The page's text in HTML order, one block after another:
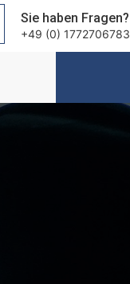
Sie haben Fragen?
+49 (0) 1772706783